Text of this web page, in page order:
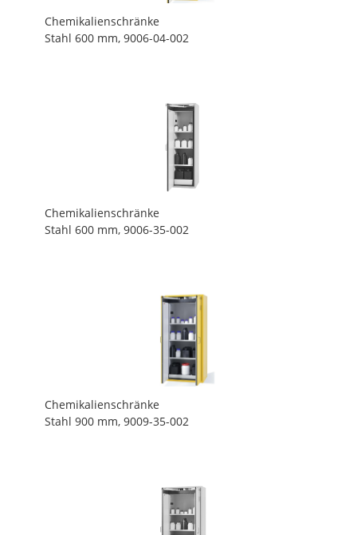
Chemikalienschränke
Stahl 600 mm, 9006-04-002
Chemikalienschränke
Stahl 600 mm, 9006-35-002
Chemikalienschränke
Stahl 900 mm, 9009-35-002